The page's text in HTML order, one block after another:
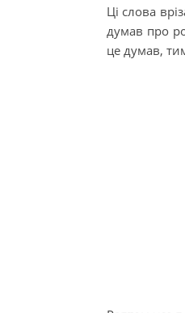
Ці слова
думав про
це думав,